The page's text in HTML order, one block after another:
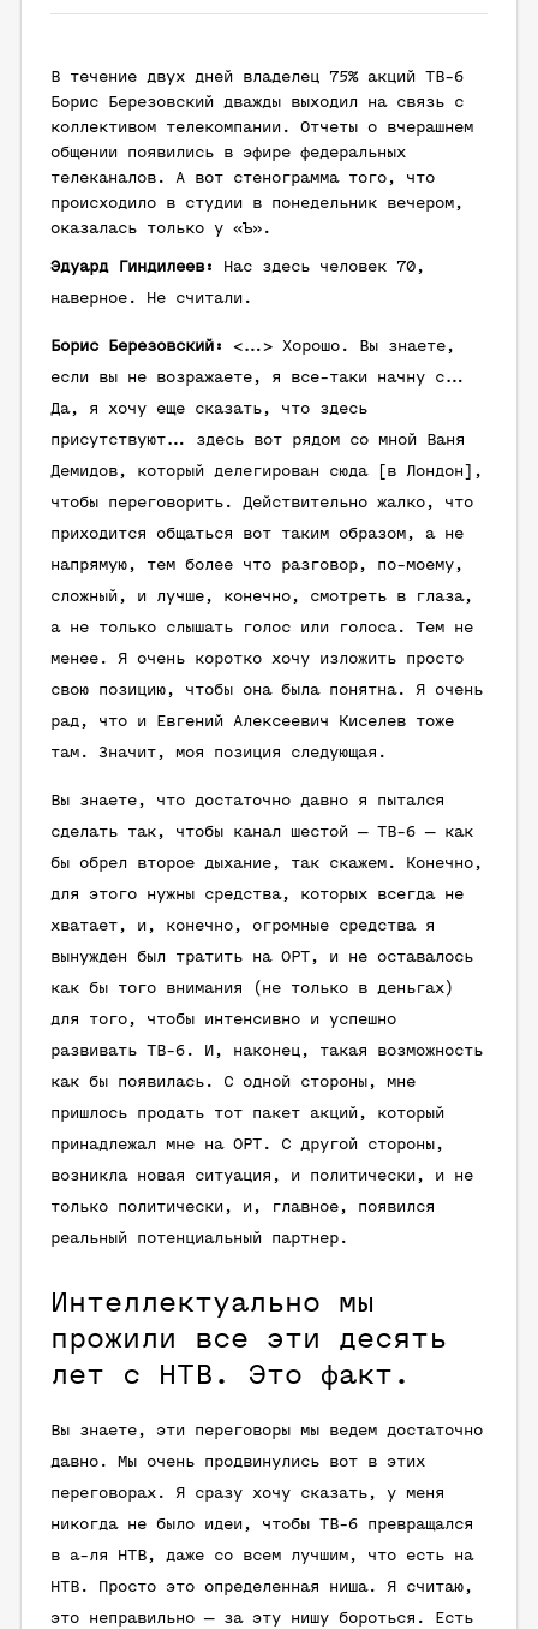
В течение двух дней владелец 75% акций ТВ-6
Борис Березовский дважды выходил на связь с
коллективом телекомпании. Отчеты о вчерашнем
общении появились в эфире федеральных
телеканалов. А вот стенограмма того, что
происходило в студии в понедельник вечером,
оказалась только у «Ъ».
Эдуард Гиндилеев:
Нас здесь человек 70,
наверное. Не считали.
Борис Березовский:
<…> Хорошо. Вы знаете,
если вы не возражаете, я все-таки начну с…
Да, я хочу еще сказать, что здесь
присутствуют… здесь вот рядом со мной Ваня
Демидов, который делегирован сюда [в Лондон],
чтобы переговорить. Действительно жалко, что
приходится общаться вот таким образом, а не
напрямую, тем более что разговор, по-моему,
сложный, и лучше, конечно, смотреть в глаза,
а не только слышать голос или голоса. Тем не
менее. Я очень коротко хочу изложить просто
свою позицию, чтобы она была понятна. Я очень
рад, что и Евгений Алексеевич Киселев тоже
там. Значит, моя позиция следующая.
Вы знаете, что достаточно давно я пытался
сделать так, чтобы канал шестой — ТВ-6 — как
бы обрел второе дыхание, так скажем. Конечно,
для этого нужны средства, которых всегда не
хватает, и, конечно, огромные средства я
вынужден был тратить на ОРТ, и не оставалось
как бы того внимания (не только в деньгах)
для того, чтобы интенсивно и успешно
развивать ТВ-6. И, наконец, такая возможность
как бы появилась. С одной стороны, мне
пришлось продать тот пакет акций, который
принадлежал мне на ОРТ. С другой стороны,
возникла новая ситуация, и политически, и не
только политически, и, главное, появился
реальный потенциальный партнер.
Интеллектуально мы
прожили все эти десять
лет с НТВ. Это факт.
Вы знаете, эти переговоры мы ведем достаточно
давно. Мы очень продвинулись вот в этих
переговорах. Я сразу хочу сказать, у меня
никогда не было идеи, чтобы ТВ-6 превращался
в а-ля НТВ, даже со всем лучшим, что есть на
НТВ. Просто это определенная ниша. Я считаю,
это неправильно — за эту нишу бороться. Есть